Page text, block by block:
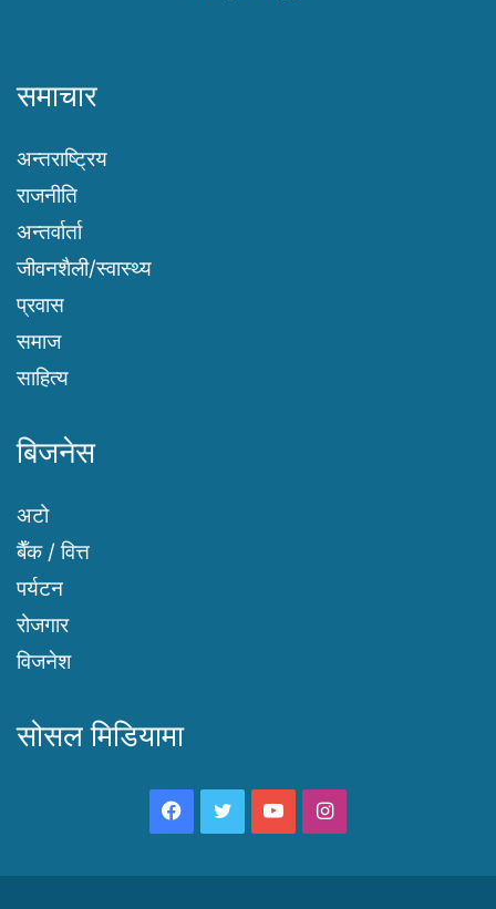
समाचार
अन्तराष्ट्रिय
राजनीति
अन्तर्वार्ता
जीवनशैली/स्वास्थ्य
प्रवास
समाज
साहित्य
बिजनेस
अटो
बैँक / वित्त
पर्यटन
रोजगार
विजनेश
सोसल मिडियामा
Facebook
TwitterYouTubeInstagram